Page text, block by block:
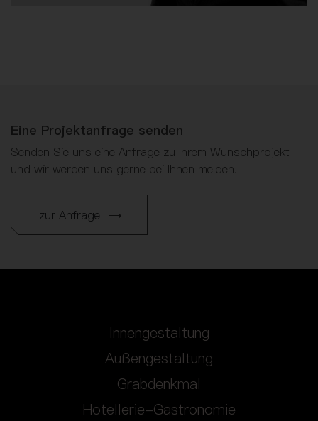
Eine Projektanfrage senden
Senden Sie uns eine Anfrage zu Ihrem Wunschprojekt
und wir werden uns gerne bei Ihnen melden.
zur Anfrage
Innengestaltung
Außengestaltung
Grabdenkmal
Hotellerie-Gastronomie